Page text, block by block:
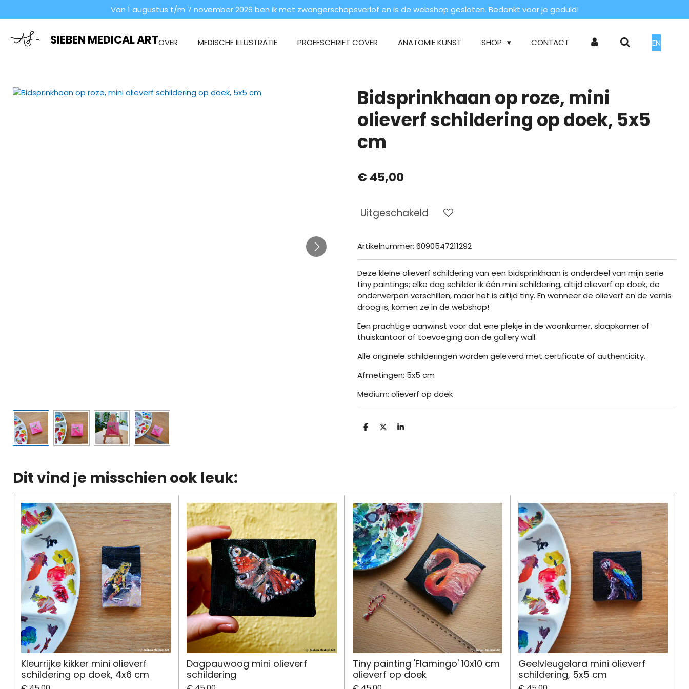
direct
Van 1 augustus t/m 7 november 2026 ben ik met zwangerschapsverlof en is de webshop gesloten. Bedankt voor je geduld!
SIEBEN MEDICAL ARTOVER MEDISCHE ILLUSTRATIE PROEFSCHRIFT COVER ANATOMIE KUNST SHOP CONTACT EN
Bidsprinkhaan op roze, mini
olieverf schildering op doek, 5x5
cm
€ 45,00
Uitgeschakeld
Artikelnummer: 6090547211292
Deze kleine olieverf schildering van een bidsprinkhaan is onderdeel van mijn serie
tiny paintings; elke dag schilder ik één mini schildering, altijd olieverf op doek, de
onderwerpen verschillen, maar het is altijd tiny. En wanneer de olieverf en de vernis
droog is, komen ze in de webshop!
Een prachtige aanwinst voor dat ene plekje in de woonkamer, slaapkamer of
thuiskantoor of toevoeging aan de gallery wall.
Alle originele schilderingen worden geleverd met certificate of authenticity.
Afmetingen: 5x5 cm
Medium: olieverf op doek
D D S
Dit vind je misschien ook leuk:
Kleurrijke kikker mini olieverf
schildering op doek, 4x6 cm
Dagpauwoog mini olieverf
schildering
Tiny painting 'Flamingo' 10x10 cm
olieverf op doek
Geelvleugelara mini olieverf
schildering, 5x5 cm